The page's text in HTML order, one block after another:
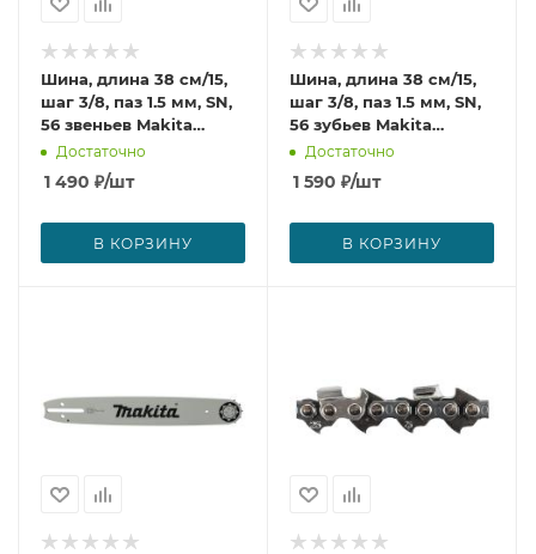
Шина, длина 38 см/15,
шаг 3/8, паз 1.5 мм, SN,
56 звеньев Makita
443038651
Достаточно
1 490 ₽/шт
В КОРЗИНУ
Шина, длина 38 см/15,
шаг 3/8, паз 1.5 мм, SN,
56 зубьев Makita
958038651
Достаточно
1 590 ₽/шт
В КОРЗИНУ